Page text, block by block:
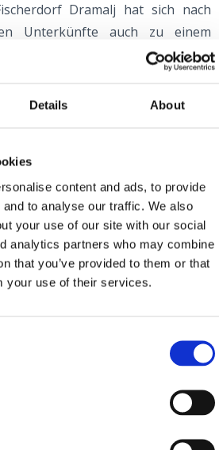
Details About
content and ads, to provide
to analyse our traffic. We also
your use of our site with our social
analytics partners who may combine
that you’ve provided to them or that
your use of their services.
Dramalj hat sich nach
Unterkünfte auch zu einem
der jedes Jahr von einer
Anzahl von Gästen besucht
des Fischfangs
die Jahrhunderte vor Christi
deuten die ersten Spuren von
dieser Gegend gefunden wurden.
der Hafen der Kastelle aus
deren Bewohner später ihre